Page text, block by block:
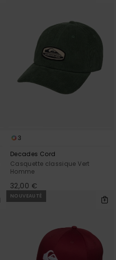
3
Decades Cord
Casquette classique Vert
Homme
32,00 €
NOUVEAUTÉ